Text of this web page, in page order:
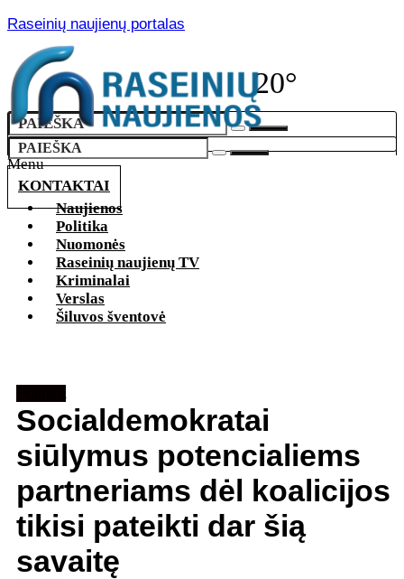
Raseinių naujienų portalas
20°
KONTAKTAI
Menu
Naujienos
Politika
Nuomonės
Raseinių naujienų TV
Kriminalai
Verslas
Šiluvos šventovė
Socialdemokratai
siūlymus potencialiems
partneriams dėl koalicijos
tikisi pateikti dar šią
savaitę